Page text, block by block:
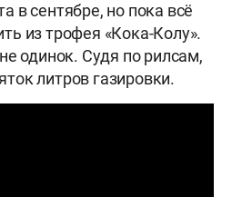
в сентябре, но пока всё
из трофея «Кока-Колу».
одинок. Судя по рилсам,
литров газировки.